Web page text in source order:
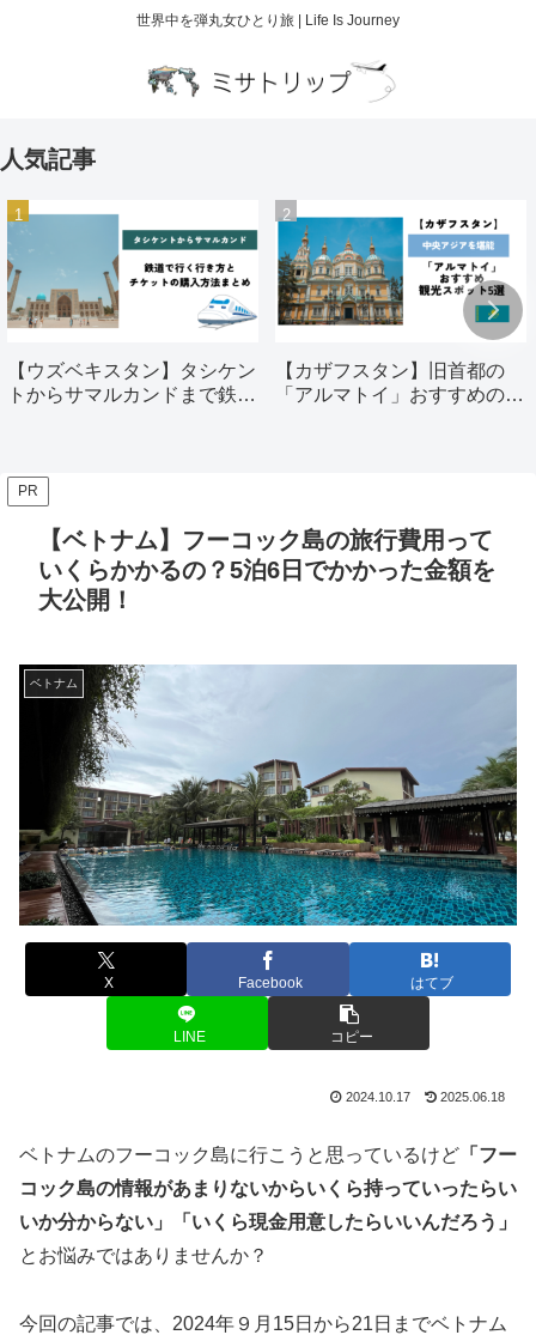
世界中を弾丸女ひとり旅 | Life Is Journey
人気記事
【ウズベキスタン】タシケン
トからサマルカンドまで鉄道
【カザフスタン】旧首都の
「アルマトイ」おすすめの観
PR
【ベトナム】フーコック島の旅行費用って
いくらかかるの？5泊6日でかかった金額を
大公開！
ベトナム
X Facebook はてブ
LINE コピー
2024.10.17 2025.06.18
ベトナムのフーコック島に行こうと思っているけど 「フー
コック島の情報があまりないからいくら持っていったらい
いか分からない」「いくら現金用意したらいいんだろう」
とお悩みではありませんか？
今回の記事では、2024年９月15日から21日までベトナム